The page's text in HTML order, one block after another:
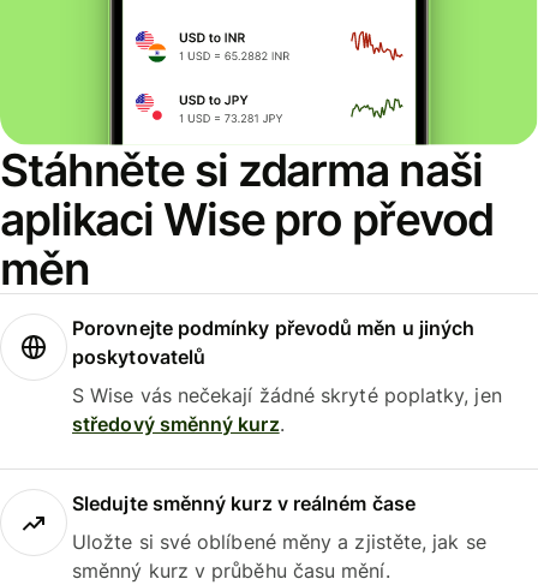
Stáhněte si zdarma naši
aplikaci Wise pro převod
měn
Porovnejte podmínky převodů měn u jiných
poskytovatelů
S Wise vás nečekají žádné skryté poplatky, jen
středový směnný kurz.
Sledujte směnný kurz v reálném čase
Uložte si své oblíbené měny a zjistěte, jak se
směnný kurz v průběhu času mění.